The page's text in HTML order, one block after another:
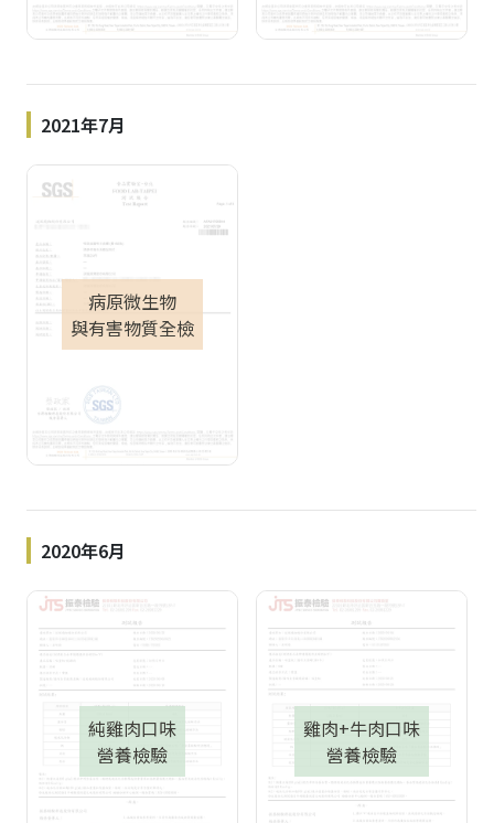
2021年7月
病原微生物
與有害物質全檢
2020年6月
純雞肉口味
營養檢驗
雞肉+牛肉口味
營養檢驗